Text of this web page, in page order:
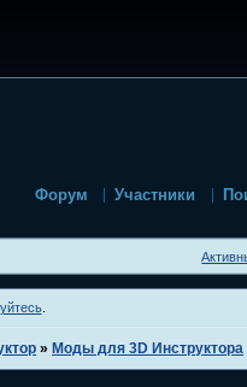
Форум Участники
.
» Моды для 3D Инструктора